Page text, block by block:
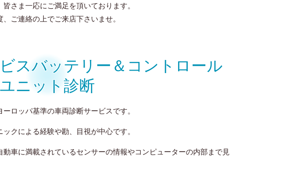
さま一応にご満足を頂いております。
ご連絡の上でご来店下さいませ。
スバッテリー＆コントロール
ユニット診断
ロッパ基準の車両診断サービスです。
クによる経験や勘、目視が中心です。
車に満載されているセンサーの情報やコンピューターの内部まで見